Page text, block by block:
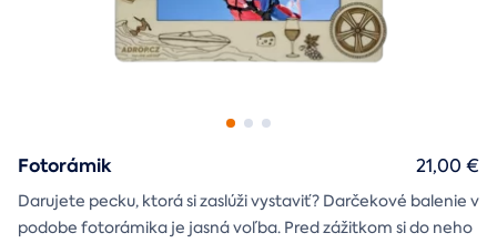
Fotorámik
Darujete pecku, ktorá si zaslúži vystaviť? Darčekové balenie v
podobe fotorámika je jasná voľba. Pred zážitkom si do neho
21,00 €